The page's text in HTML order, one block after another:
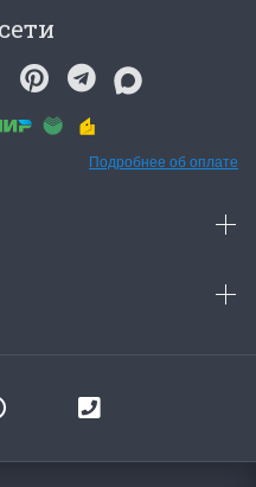
Подробнее об оплате